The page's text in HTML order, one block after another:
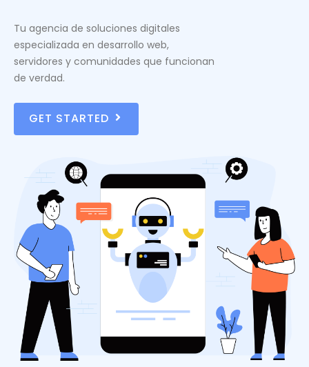
Tu agencia de soluciones digitales
especializada en desarrollo web,
servidores y comunidades que funcionan
de verdad.
GET STARTED